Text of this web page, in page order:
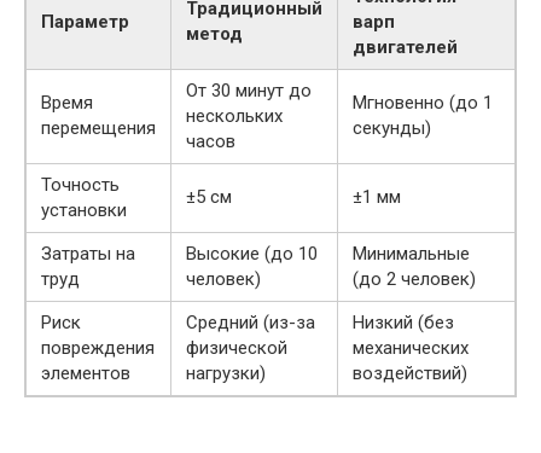
Параметр
Традиционный
метод
варп
двигателей
Время
перемещения
От 30 минут до
нескольких
часов
Мгновенно (до 1
секунды)
Точность
установки
±5 см ±1 мм
Затраты на
труд
Высокие (до 10
человек)
Минимальные
(до 2 человек)
Риск
повреждения
элементов
Средний (из-за
физической
нагрузки)
Низкий (без
механических
воздействий)